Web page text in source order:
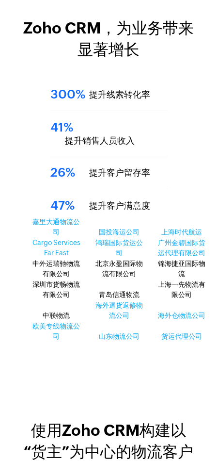
Zoho CRM，为业务带来
显著增长
300% 提升线索转化率
41%
提升销售人员收入
26% 提升客户留存率
47% 提升客户满意度
嘉里大通物流公
司
国投海运公司
上海时代航运
Cargo Services
Far East
鸿瑞国际货运公
司
广州金碧国际货
运代理有限公司
中外运瑞驰物流
有限公司
北京永盈国际物
流有限公司
锦海捷亚国际物
流
深圳市货畅物流
有限公司
青岛信通物流
上海一先物流有
限公司
中联物流
海外退货返修物
流公司
海外仓物流公司
欧美专线物流公
司
山东物流公司 货运代理公司
使用Zoho CRM构建以
“货主”为中心的物流客户